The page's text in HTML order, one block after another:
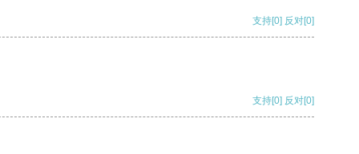
支持[0] 反对[0]
支持[0] 反对[0]